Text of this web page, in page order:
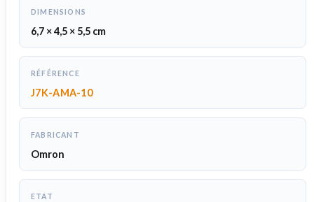
DIMENSIONS
6,7 × 4,5 × 5,5 cm
RÉFÉRENCE
J7K-AMA-10
FABRICANT
Omron
ETAT